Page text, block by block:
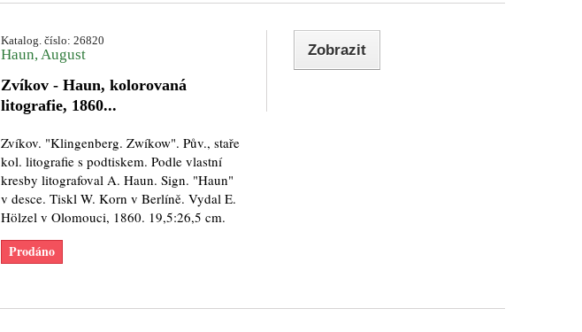
Katalog. číslo: 26820
Haun, August
Zvíkov - Haun, kolorovaná
litografie, 1860...
Zvíkov. "Klingenberg. Zwíkow". Pův., staře
kol. litografie s podtiskem. Podle vlastní
kresby litografoval A. Haun. Sign. "Haun"
v desce. Tiskl W. Korn v Berlíně. Vydal E.
Hölzel v Olomouci, 1860. 19,5:26,5 cm.
Prodáno
Zobrazit